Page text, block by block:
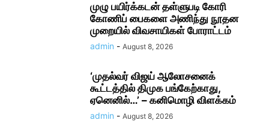
முழு பயிர்க்கடன் தள்ளுபடி கோரி
கோணிப் பைகளை அணிந்து நூதன
முறையில் விவசாயிகள் போராட்டம்
admin - August 8, 2026
‘முதல்வர் விஜய் ஆலோசனைக்
கூட்டத்தில் திமுக பங்கேற்காது,
ஏனெனில்…’ – கனிமொழி விளக்கம்
admin - August 8, 2026